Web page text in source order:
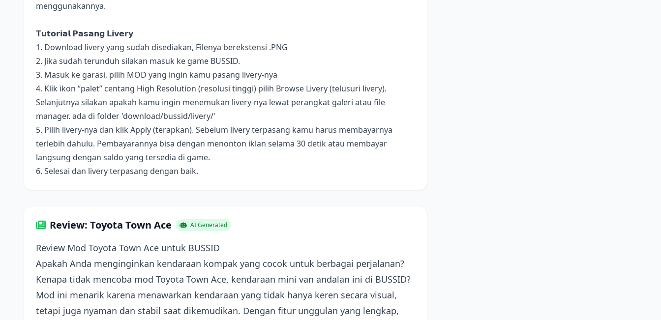
menggunakannya.
𝗧𝘂𝘁𝗼𝗿𝗶𝗮𝗹 𝗣𝗮𝘀𝗮𝗻𝗴 𝗟𝗶𝘃𝗲𝗿𝘆
1. Download livery yang sudah disediakan, Filenya berekstensi .PNG
2. Jika sudah terunduh silakan masuk ke game BUSSID.
3. Masuk ke garasi, pilih MOD yang ingin kamu pasang livery-nya
4. Klik ikon “palet” centang High Resolution (resolusi tinggi) pilih Browse Livery (telusuri livery).
Selanjutnya silakan apakah kamu ingin menemukan livery-nya lewat perangkat galeri atau file
manager. ada di folder 'download/bussid/livery/'
5. Pilih livery-nya dan klik Apply (terapkan). Sebelum livery terpasang kamu harus membayarnya
terlebih dahulu. Pembayarannya bisa dengan menonton iklan selama 30 detik atau membayar
langsung dengan saldo yang tersedia di game.
6. Selesai dan livery terpasang dengan baik.
Review: Toyota Town Ace AI Generated
Review Mod Toyota Town Ace untuk BUSSID
Apakah Anda menginginkan kendaraan kompak yang cocok untuk berbagai perjalanan?
Kenapa tidak mencoba mod Toyota Town Ace, kendaraan mini van andalan ini di BUSSID?
Mod ini menarik karena menawarkan kendaraan yang tidak hanya keren secara visual,
tetapi juga nyaman dan stabil saat dikemudikan. Dengan fitur unggulan yang lengkap,